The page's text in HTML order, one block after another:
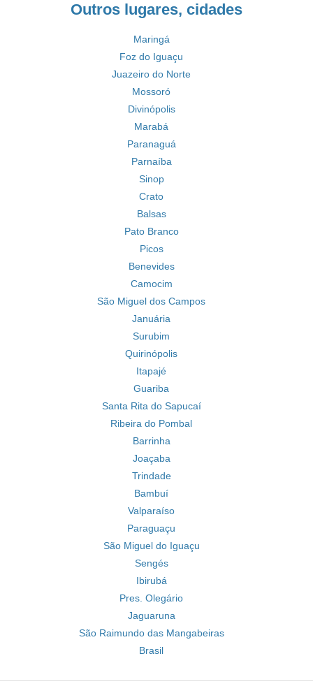
Outros lugares, cidades
Maringá
Foz do Iguaçu
Juazeiro do Norte
Mossoró
Divinópolis
Marabá
Paranaguá
Parnaíba
Sinop
Crato
Balsas
Pato Branco
Picos
Benevides
Camocim
São Miguel dos Campos
Januária
Surubim
Quirinópolis
Itapajé
Guariba
Santa Rita do Sapucaí
Ribeira do Pombal
Barrinha
Joaçaba
Trindade
Bambuí
Valparaíso
Paraguaçu
São Miguel do Iguaçu
Sengés
Ibirubá
Pres. Olegário
Jaguaruna
São Raimundo das Mangabeiras
Brasil